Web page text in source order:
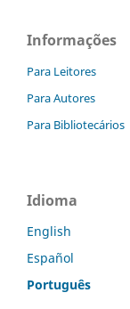
Informações
Para Leitores
Para Autores
Para Bibliotecários
Idioma
English
Español
Português